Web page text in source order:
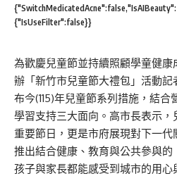
{"IsUseFilter":false}}
為歡慶兒童節並持續照顧學童健康
辦「新竹市兒童節大禮包」活動
布今(115)年兒童節系列措施，結
學習支持三大面向。高市長表示
重要節日，更是市府展現對下一
推出結合健康、教育與公共參與
孩子與家長都能感受到城市的用